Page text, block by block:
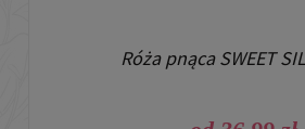
Róża pnąca SWEET